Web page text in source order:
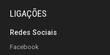
LIGAÇÕES
Redes Sociais
Facebook